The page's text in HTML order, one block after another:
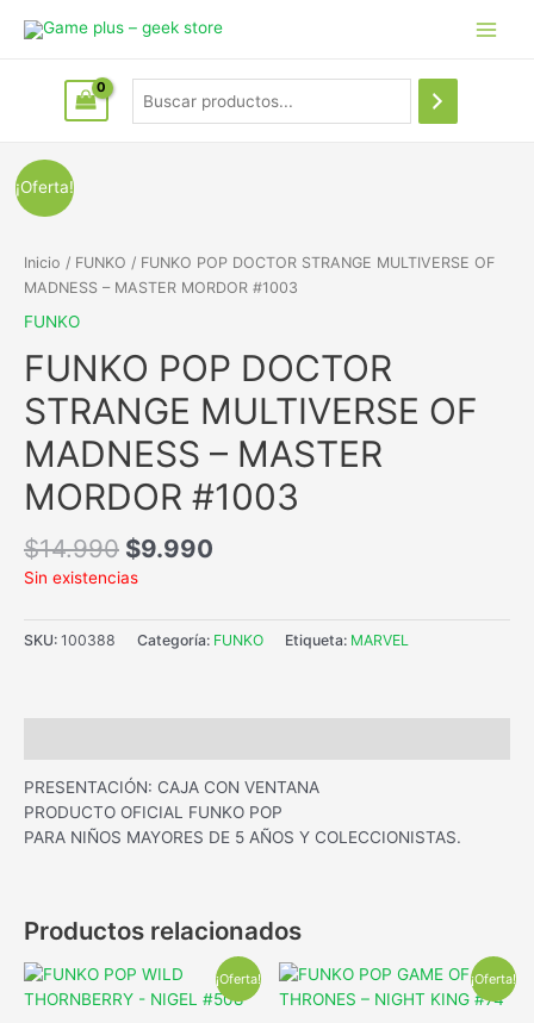
¡Oferta!
Inicio / FUNKO / FUNKO POP DOCTOR STRANGE MULTIVERSE OF
MADNESS – MASTER MORDOR #1003
FUNKO
FUNKO POP DOCTOR
STRANGE MULTIVERSE OF
MADNESS – MASTER
MORDOR #1003
$14.990 $9.990
Sin existencias
SKU: 100388 Categoría: FUNKO Etiqueta: MARVEL
PRESENTACIÓN: CAJA CON VENTANA
PRODUCTO OFICIAL FUNKO POP
PARA NIÑOS MAYORES DE 5 AÑOS Y COLECCIONISTAS.
Productos relacionados
¡Oferta! ¡Oferta!